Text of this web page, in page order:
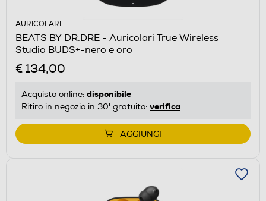
AURICOLARI
BEATS BY DR.DRE - Auricolari True Wireless
Studio BUDS+-nero e oro
€ 134,00
Acquisto online: disponibile
Ritiro in negozio in 30' gratuito: verifica
AGGIUNGI